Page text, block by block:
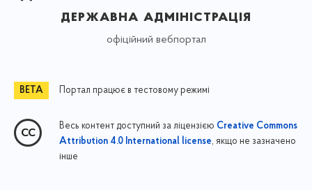
державна адміністрація
офіційний вебпортал
Портал працює в тестовому режимі
Весь контент доступний за ліцензією Creative Commons
Attribution 4.0 International license, якщо не зазначено
інше